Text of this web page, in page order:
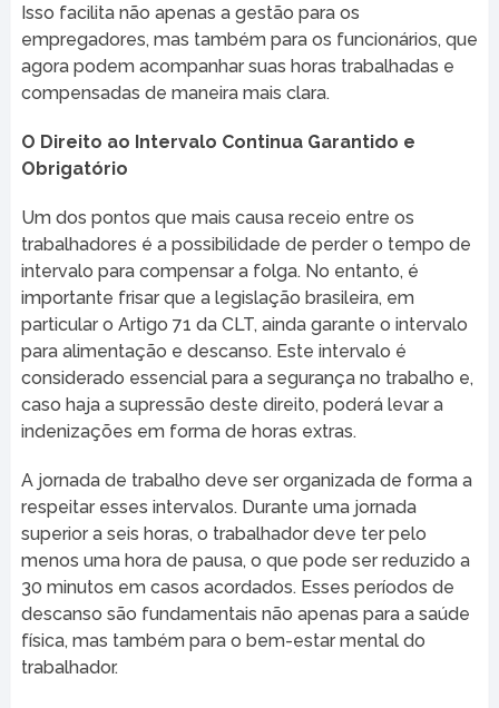
Isso facilita não apenas a gestão para os
empregadores, mas também para os funcionários, que
agora podem acompanhar suas horas trabalhadas e
compensadas de maneira mais clara.
O Direito ao Intervalo Continua Garantido e
Obrigatório
Um dos pontos que mais causa receio entre os
trabalhadores é a possibilidade de perder o tempo de
intervalo para compensar a folga. No entanto, é
importante frisar que a legislação brasileira, em
particular o Artigo 71 da CLT, ainda garante o intervalo
para alimentação e descanso. Este intervalo é
considerado essencial para a segurança no trabalho e,
caso haja a supressão deste direito, poderá levar a
indenizações em forma de horas extras.
A jornada de trabalho deve ser organizada de forma a
respeitar esses intervalos. Durante uma jornada
superior a seis horas, o trabalhador deve ter pelo
menos uma hora de pausa, o que pode ser reduzido a
30 minutos em casos acordados. Esses períodos de
descanso são fundamentais não apenas para a saúde
física, mas também para o bem-estar mental do
trabalhador.